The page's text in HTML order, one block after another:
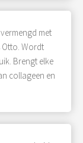
met
Wordt
Brengt elke
collageen en